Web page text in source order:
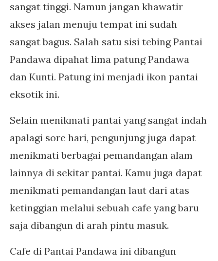
sangat tinggi. Namun jangan khawatir
akses jalan menuju tempat ini sudah
sangat bagus. Salah satu sisi tebing Pantai
Pandawa dipahat lima patung Pandawa
dan Kunti. Patung ini menjadi ikon pantai
eksotik ini.
Selain menikmati pantai yang sangat indah
apalagi sore hari, pengunjung juga dapat
menikmati berbagai pemandangan alam
lainnya di sekitar pantai. Kamu juga dapat
menikmati pemandangan laut dari atas
ketinggian melalui sebuah cafe yang baru
saja dibangun di arah pintu masuk.
Cafe di Pantai Pandawa ini dibangun